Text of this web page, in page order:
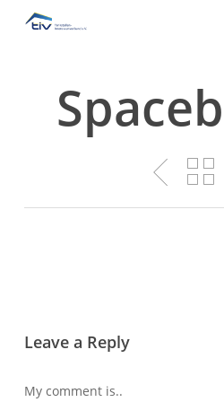
Leave a Reply
My comment is..